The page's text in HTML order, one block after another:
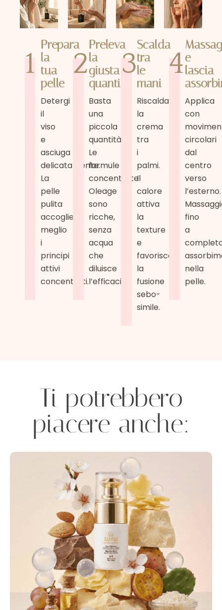
1
Prepara
la
tua
pelle
Detergi
il
viso
e
asciuga
delicatamente.
La
pelle
pulita
accoglie
meglio
i
principi
attivi
concentrati.
2
Preleva
la
giusta
quantità
Basta
una
piccola
quantità.
Le
formule
concentrate
Oleage
sono
ricche,
senza
acqua
che
diluisce
l’efficacia.
3
Scalda
tra
le
mani
Riscalda
la
crema
tra
i
palmi.
Il
calore
attiva
la
texture
e
favorisce
la
fusione
sebo-
simile.
4e
lascia
Applica
con
circolari
dal
centro
verso
l’esterno.
fino
a
nella
pelle.
Ti potrebbero
piacere anche: